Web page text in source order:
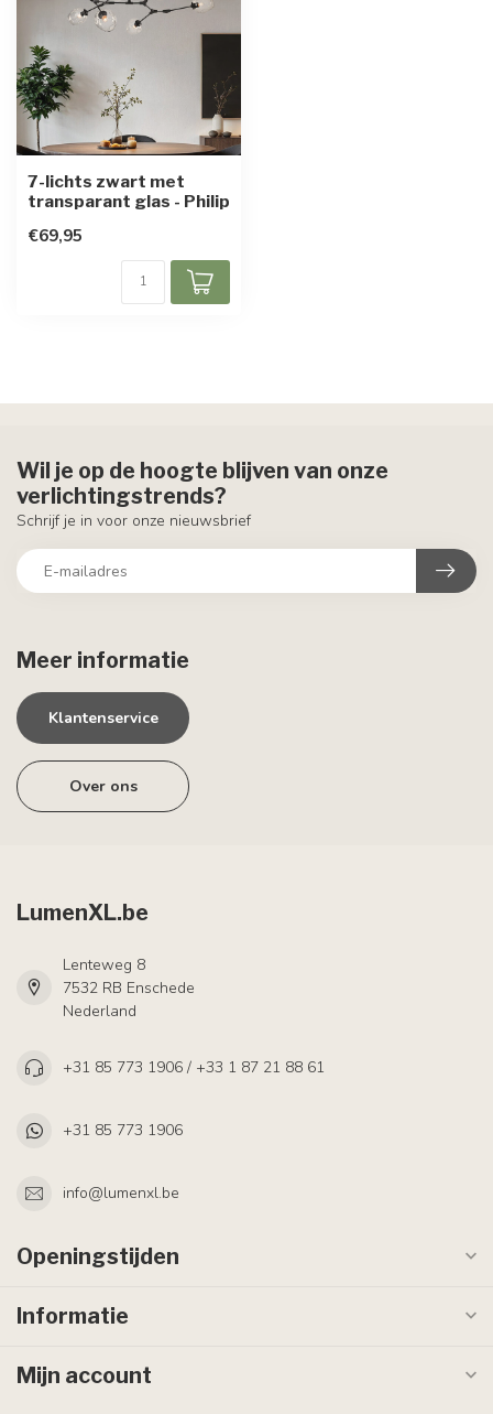
7-lichts zwart met
transparant glas - Philip
€69,95
Meer informatie
Klantenservice
Over ons
Wil je op de hoogte blijven van onze
verlichtingstrends?
Schrijf je in voor onze nieuwsbrief
LumenXL.be
Lenteweg 8
7532 RB Enschede
Nederland
+31 85 773 1906 / +33 1 87 21 88 61
+31 85 773 1906
info@lumenxl.be
Openingstijden
Informatie
Mijn account